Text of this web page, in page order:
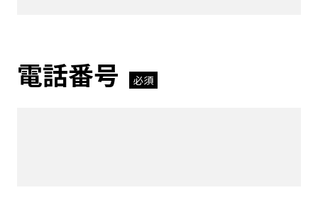
電話番号 必須